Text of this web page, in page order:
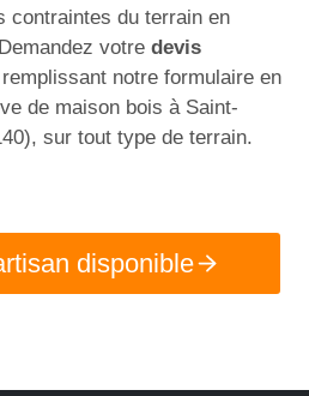
contraintes du terrain en
votre devis
notre formulaire en
de maison bois à Saint-
sur tout type de terrain.
disponible